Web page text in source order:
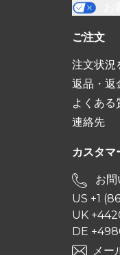
ご注文
注文状況
返品・返
よくある
連絡先
カスタマ
お問
US +1
UK
DE
メー